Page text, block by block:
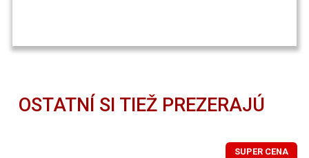
OSTATNÍ SI TIEŽ PREZERAJÚ
SUPER CENA